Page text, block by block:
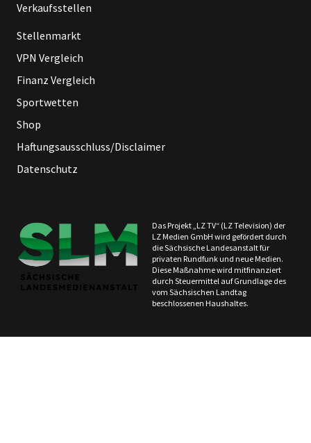
Verkaufsstellen
Stellenmarkt
VPN Vergleich
Finanz Vergleich
Sportwetten
Shop
Haftungsausschluss/Disclaimer
Datenschutz
Das Projekt „LZ TV“ (LZ Television) der
LZ Medien GmbH wird gefördert durch
die Sächsische Landesanstalt für
privaten Rundfunk und neue Medien.
Diese Maßnahme wird mitfinanziert
durch Steuermittel auf Grundlage des
vom Sächsischen Landtag
beschlossenen Haushaltes.